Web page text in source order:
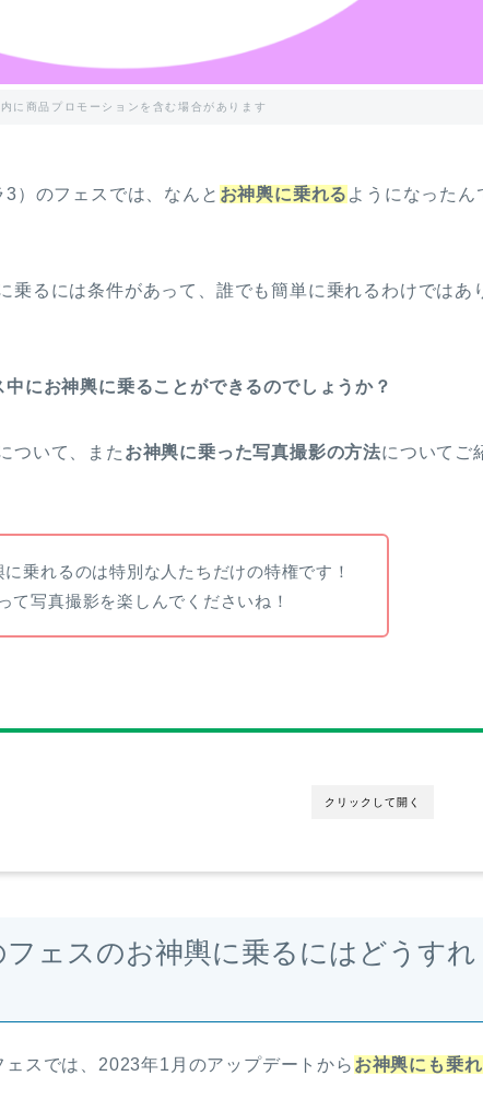
に商品プロモーションを含む場合があります
）のフェスでは、なんと お神輿に乗れる ようになったん
乗るには条件があって、誰でも簡単に乗れるわけではあ
にお神輿に乗ることができるのでしょうか？
ついて、また お神輿に乗った写真撮影の方法についてご
乗れるのは特別な人たちだけの特権です！
て写真撮影を楽しんでくださいね！
クリックして開く
ェスのお神輿に乗るにはどうすれ
スでは、2023年1月のアップデートから お神輿にも乗